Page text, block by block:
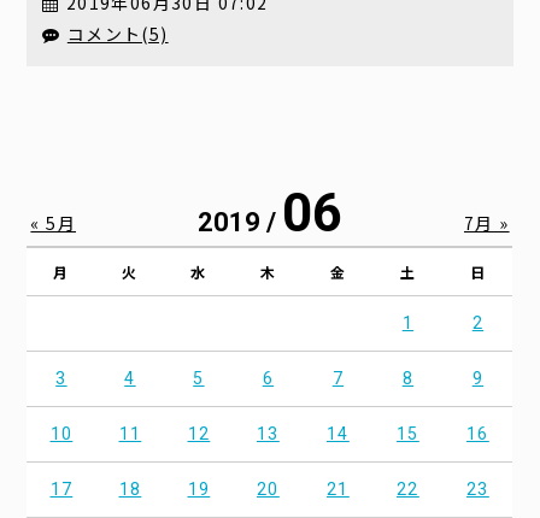
コメント(5)
2019 / 06
月 火 水 木 金 土 日
1 2
3 4 5 6 7 8 9
10 11 12 13 14 15 16
17 18 19 20 21 22 23
« 5月 7月 »